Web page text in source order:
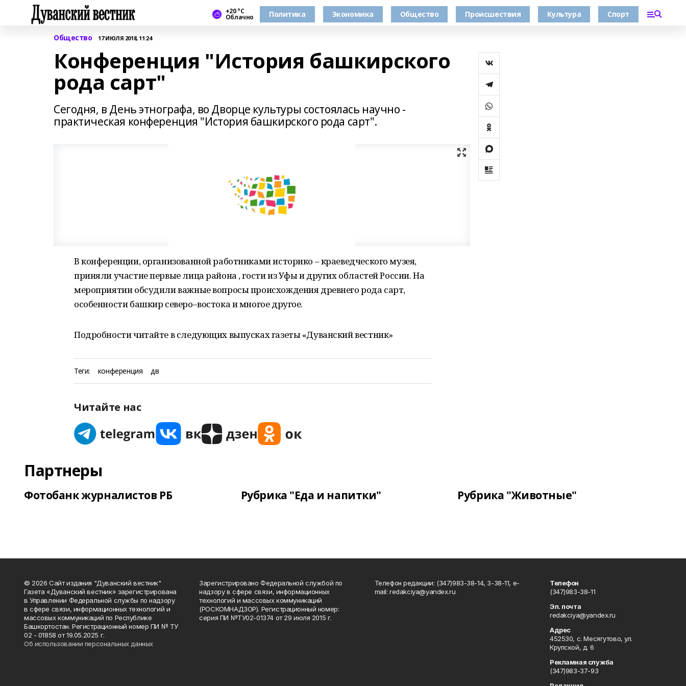
+20 °С
Облачно Политика Экономика Общество Происшествия Культура Спорт
Общество 17 ИЮЛЯ 2018, 11:24
Конференция "История башкирского
рода сарт"
Сегодня, в День этнографа, во Дворце культуры состоялась научно -
практическая конференция "История башкирского рода сарт".
В конференции, организованной работниками историко – краеведческого музея,
приняли участие первые лица района , гости из Уфы и других областей России. На
мероприятии обсудили важные вопросы происхождения древнего рода сарт,
особенности башкир северо–востока и многое другое.
Подробности читайте в следующих выпусках газеты «Дуванский вестник»
Теги: конференция дв
Читайте нас
Партнеры
Фотобанк журналистов РБ Рубрика "Еда и напитки" Рубрика "Животные"
© 2026 Сайт издания "Дуванский вестник"
Газета «Дуванский вестник» зарегистрирована
в Управлении Федеральной службы по надзору
в сфере связи, информационных технологий и
массовых коммуникаций по Республике
Башкортостан. Регистрационный номер ПИ № ТУ
02 - 01858 от 19.05.2025 г.
Об использовании персональных данных
Зарегистрировано Федеральной службой по
надзору в сфере связи, информационных
технологий и массовых коммуникаций
(РОСКОМНАДЗОР). Регистрационный номер:
серия ПИ №ТУ02-01374 от 29 июля 2015 г.
Телефон редакции: (347)983-38-14, 3-38-11, e-
mail: redakciya@yandex.ru
Телефон
(347)983-38-11
Эл. почта
redakciya@yandex.ru
Адрес
452530, с. Месягутово, ул.
Крупской, д. 6
Рекламная служба
(347)983-37-93